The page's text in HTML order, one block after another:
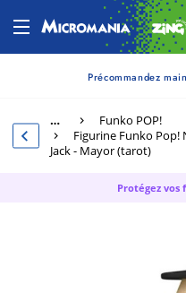
Précommandez
…
Funko POP!
Figurine Funko Pop!
Jack - Mayor (tarot)
Protégez vos